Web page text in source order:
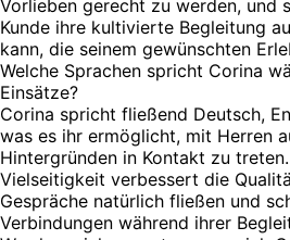
Vorlieben gerecht zu werden, und
Kunde ihre kultivierte Begleitung
kann, die seinem gewünschten
Welche Sprachen spricht Corina
Einsätze?
Corina spricht fließend Deutsch,
was es ihr ermöglicht, mit Herren
Hintergründen in Kontakt zu
Vielseitigkeit verbessert die
Gespräche natürlich fließen und
Verbindungen während ihrer